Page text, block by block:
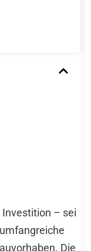
Investition – sei
Die